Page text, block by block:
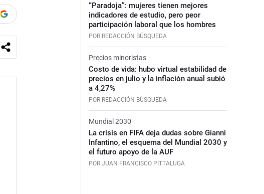
“Paradoja”: mujeres tienen mejores
indicadores de estudio, pero peor
participación laboral que los hombres
POR REDACCIÓN BÚSQUEDA
Precios minoristas
Costo de vida: hubo virtual estabilidad de
precios en julio y la inflación anual subió
a 4,27%
POR REDACCIÓN BÚSQUEDA
Mundial 2030
La crisis en FIFA deja dudas sobre Gianni
Infantino, el esquema del Mundial 2030 y
el futuro apoyo de la AUF
POR JUAN FRANCISCO PITTALUGA